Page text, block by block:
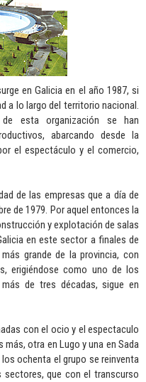
en Galicia en el año 1987, si
a lo largo del territorio nacional.
esta organización se han
abarcando desde la
el espectáculo y el comercio,
de las empresas que a día de
de 1979. Por aquel entonces la
y explotación de salas
en este sector a finales de
grande de la provincia, con
erigiéndose como uno de los
de tres décadas, sigue en
con el ocio y el espectaculo
otra en Lugo y una en Sada
ochenta el grupo se reinventa
que con el transcurso